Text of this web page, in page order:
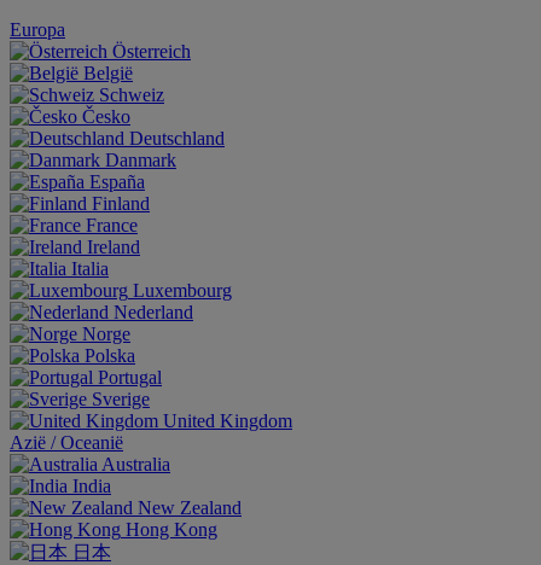
Europa
Österreich
België
Schweiz
Česko
Deutschland
Danmark
España
Finland
France
Ireland
Italia
Luxembourg
Nederland
Norge
Polska
Portugal
Sverige
United Kingdom
Aziё / Oceaniё
Australia
India
New Zealand
Hong Kong
日本